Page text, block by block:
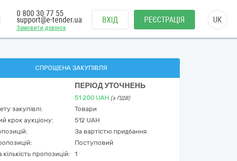
Замовити дзвінок
0 800 30 77 55
support@e-tender.ua ВХІД РЕЄСТРАЦІЯ UK
СПРОЩЕНА ЗАКУПІВЛЯ
ПЕРІОД УТОЧНЕНЬ
51 200 UAH (з ПДВ)
закупівлі:
Товари
крок аукціону:
512 UAH
За вартістю придбання
Поступовий
кількість пропозицій:
1